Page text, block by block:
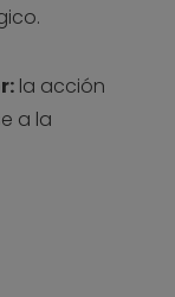
la acción
a la